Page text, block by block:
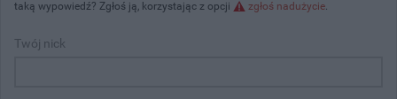
taką wypowiedź? Zgłoś ją, korzystając z opcji zgłoś nadużycie.
Twój nick